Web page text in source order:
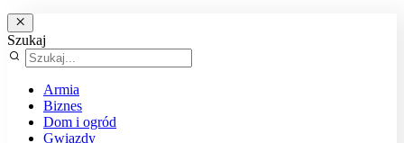
Szukaj
Armia
Biznes
Dom i ogród
Gwiazdy